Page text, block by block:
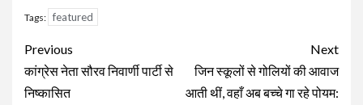
Tags: featured
Continue
Reading
Previous
कांग्रेस नेता सौरव निवार्णी पार्टी से
निष्कासित
Next
जिन स्कूलों से गोलियों की आवाज
आती थीं, वहाँ अब बच्चे गा रहे पोयम: